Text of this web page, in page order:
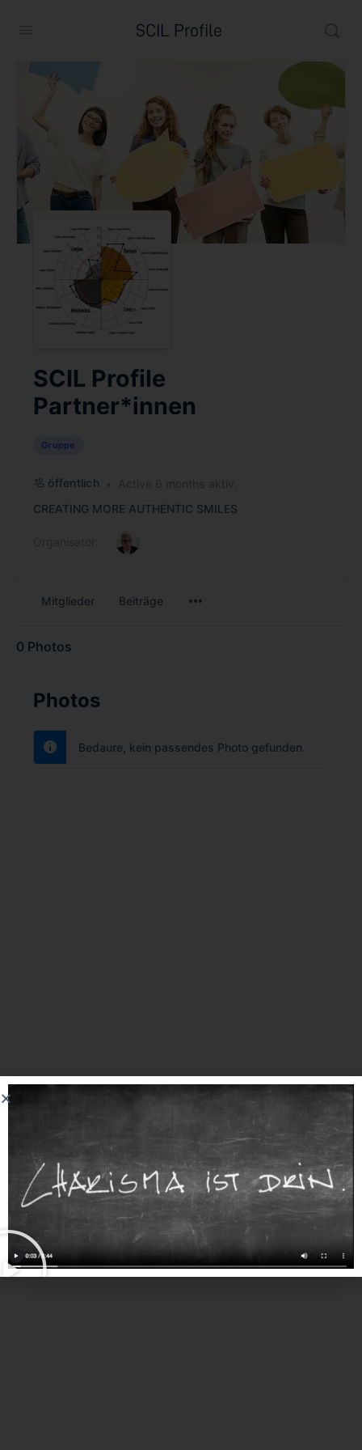
SCIL Profile
SCIL Profile
Partner*innen
Gruppe
öffentlich
CREATING MORE AUTHENTIC SMILES
Mitglieder Beiträge
0 Photos
Photos
Bedaure, kein passendes Photo gefunden.